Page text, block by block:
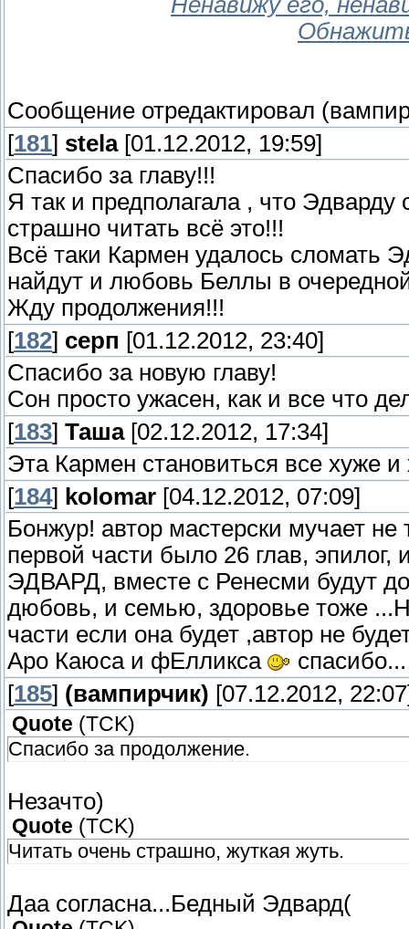
Сообщение отредактировал
[181] stela[01.12.2012, 19:59]
Спасибо за главу!!!
Я так и предполагала , что
страшно читать всё это!!!
Всё таки Кармен удалось сломать
найдут и любовь Беллы в
Жду продолжения!!!
[182] серп [01.12.2012, 23:40]
Спасибо за новую главу!
Сон просто ужасен, как и все что
[183] Таша[02.12.2012, 17:34]
Эта Кармен становиться все хуже
[184] kolomar [04.12.2012, 07:09]
Бонжур! автор мастерски мучает не
первой части было 26 глав, эпилог,
ЭДВАРД, вместе с Ренесми будут
дюбовь, и семью, здоровье тоже
части если она будет ,автор не
Аро Каюса и фЕлликса
спасибо...
[185] (вампирчик) [07.12.2012,
Quote (TCK)
Спасибо за продолжение.
Незачто)
Quote (TCK)
Читать очень страшно, жуткая жуть.
Даа согласна...Бедный Эдвард(